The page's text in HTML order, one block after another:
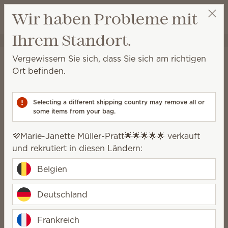
Wunschliste
Warenkorb
💜Marie-Janette Müller-Pratt🌟🌟🌟🌟🌟
Plüschartikel
es unendlich viele Gründe, Kinder und Erwachsene
um lächeln zu bringen.
20 Ergebnisse
Filter Relevanz
Neu Im Trend
Disney and Pixar’s
Lightning McQueen –
Scentsy Clip-
Wir haben Probleme mit
Ihrem Standort.
Vergewissern Sie sich, dass Sie sich am richtigen
Ort befinden.
Selecting a different shipping country may remove all or
some items from your bag.
💜Marie-Janette Müller-Pratt🌟🌟🌟🌟🌟 verkauft
und rekrutiert in diesen Ländern:
Belgien
Deutschland
Frankreich